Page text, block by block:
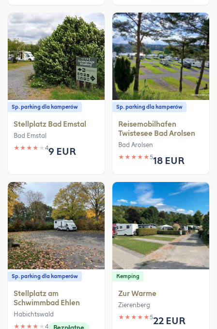
Sp. parking dla kamperów
Stellplatz Bad Emstal
Bad Emstal
★ ★ ★ ★ ★ 49 EUR
Sp. parking dla kamperów
Reisemobilhafen
Twistesee Bad Arolsen
Bad Arolsen
★ ★ ★ ★ ★518 EUR
Sp. parking dla kamperów
Stellplatz am
Schwimmbad Ehlen
Habichtswald
★ ★ ★ ★ ★ 4 Bezpłatne
Kemping
Zur Warme
Zierenberg
★ ★ ★ ★ ★522 EUR